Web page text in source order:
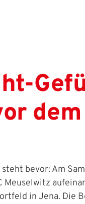
dem
bevor: Am
in Jena. Die